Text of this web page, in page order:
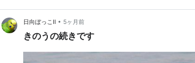
日向ぼっこⅡ • 5ヶ月前
きのうの続きです